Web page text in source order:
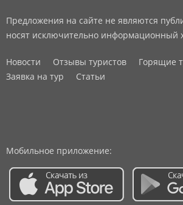
Предложения на сайте не являются
носят исключительно информационный
Новости Отзывы туристов
Горящие
Заявка на тур
Статьи
Мобильное приложение: